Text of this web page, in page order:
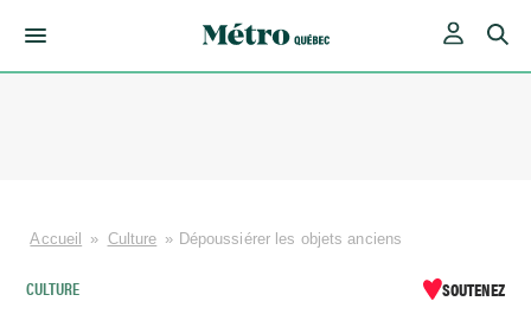
Accueil » Culture » Dépoussiérer les objets anciens
CULTURE SOUTENEZ